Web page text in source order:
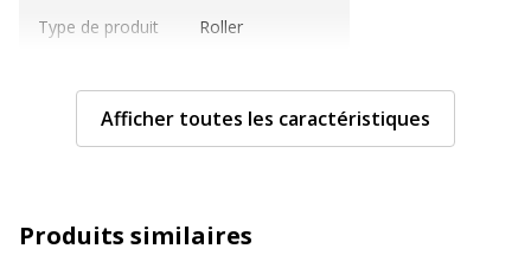
Type de produit Roller
Caractéristiques techniques
Afficher toutes les caractéristiques
Produits similaires